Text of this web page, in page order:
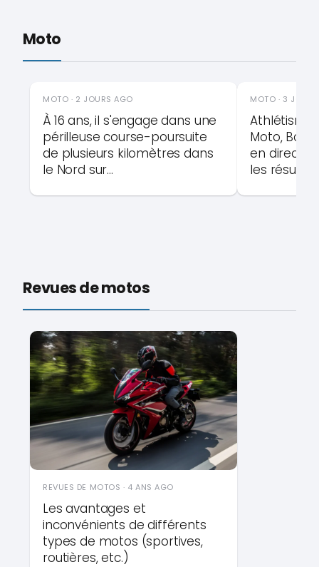
Moto
MOTO · 2 JOURS AGO
À 16 ans, il s'engage dans une
périlleuse course-poursuite
de plusieurs kilomètres dans
le Nord sur...
MOTO · 3
Athlétisme,
Moto,
en direct
les
Revues de motos
REVUES DE MOTOS · 4 ANS AGO
Les avantages et
inconvénients de différents
types de motos (sportives,
routières, etc.)